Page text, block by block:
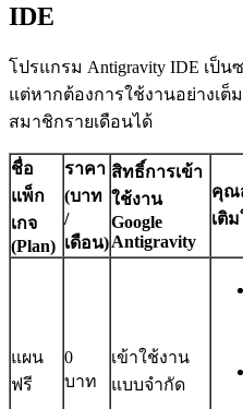
IDE
โปรแกรม Antigravity IDE เป็
แต่หากต้องการใช้งานอย่างเ
สมาชิกรายเดือนได้
ชื่อ
แพ็ก
เกจ
(Plan)
ราคา
(บาท
/
เดือน)
สิทธิ์การเข้า
ใช้งาน
Google
Antigravity
คุณ
เติ
แผน
ฟรี
0
บาท
เข้าใช้งาน
แบบจำกัด